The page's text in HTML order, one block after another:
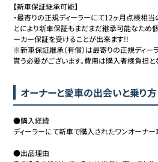
【新車保証継承可能】
・最寄りの正規ディーラーにて12ヶ月点検相当
とにより新車保証もまだまだ継承可能なため
ーカー保証を受けることが出来ます!!
※新車保証継承（有償）は最寄りの正規ディー
貰う必要がございます。費用は購入者様負担と
オーナーと愛車の出会いと乗り方
●購入経緯
ディーラーにて新車で購入されたワンオーナー
●出品理由